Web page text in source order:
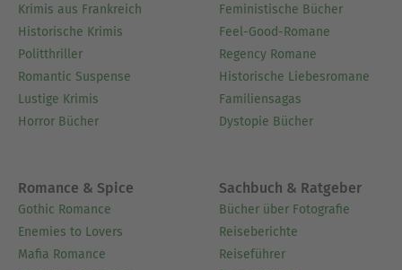
Krimis aus Frankreich
Historische Krimis
Politthriller
Romantic Suspense
Lustige Krimis
Horror Bücher
Feministische Bücher
Feel-Good-Romane
Regency Romane
Historische Liebesromane
Familiensagas
Dystopie Bücher
Romance & Spice
Gothic Romance
Enemies to Lovers
Mafia Romance
Sachbuch & Ratgeber
Bücher über Fotografie
Reiseberichte
Reiseführer